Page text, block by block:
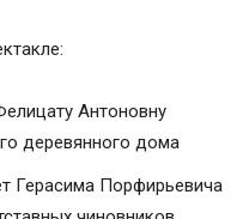
Антоновну
деревянного дома
Герасима Порфирьевича